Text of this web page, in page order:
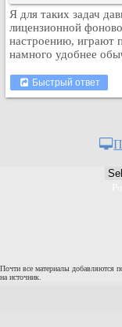
Физкультура и
Видео и Кино
Авто. Мото.
Космос
Домашние
Пользователи /
Дело
Я для таких задач
лицензионной
настроению, играют
намного удобнее
Быстрый ответ
Почти все материалы добавляются
на источник.